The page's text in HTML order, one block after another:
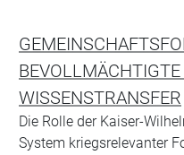
WISSENSTRANSFER
Die Rolle der Kaiser-
System kriegsrelevanter